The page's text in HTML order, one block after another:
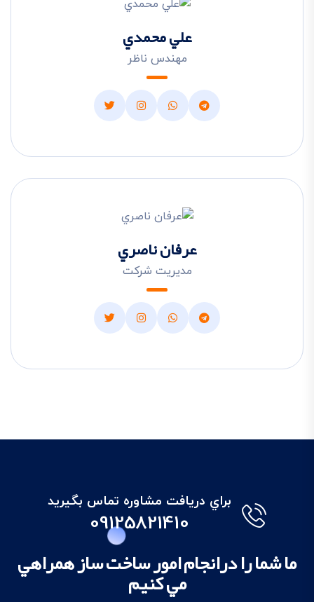
علي محمدي
مهندس ناظر
عرفان ناصري
مديريت شرکت
براي دريافت مشاوره تماس بگيريد
09125821410
ما شما را درانجام امور ساخت ساز همراهي
مي کنيم